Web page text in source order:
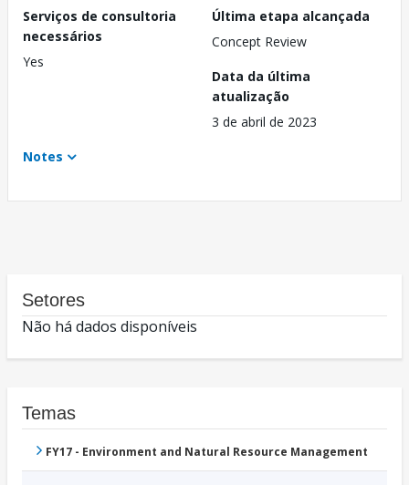
Serviços de consultoria
necessários
Yes
Última etapa alcançada
Concept Review
Data da última
atualização
3 de abril de 2023
Notes
Setores
Não há dados disponíveis
Temas
FY17 - Environment and Natural Resource Management